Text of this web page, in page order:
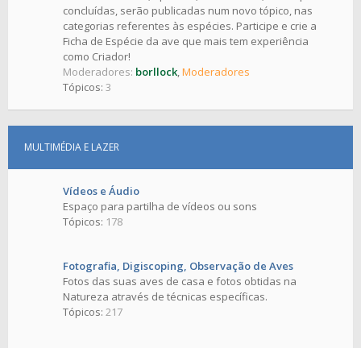
concluídas, serão publicadas num novo tópico, nas
categorias referentes às espécies. Participe e crie a
Ficha de Espécie da ave que mais tem experiência
como Criador!
Moderadores: borllock,Moderadores
Tópicos: 3
MULTIMÉDIA E LAZER
Vídeos e Áudio
Espaço para partilha de vídeos ou sons
Tópicos: 178
Fotografia, Digiscoping, Observação de Aves
Fotos das suas aves de casa e fotos obtidas na
Natureza através de técnicas específicas.
Tópicos: 217